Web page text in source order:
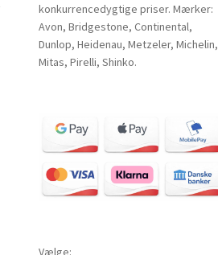
konkurrencedygtige priser. Mærker:
Avon, Bridgestone, Continental,
Dunlop, Heidenau, Metzeler, Michelin,
Mitas, Pirelli, Shinko.
Vælge: